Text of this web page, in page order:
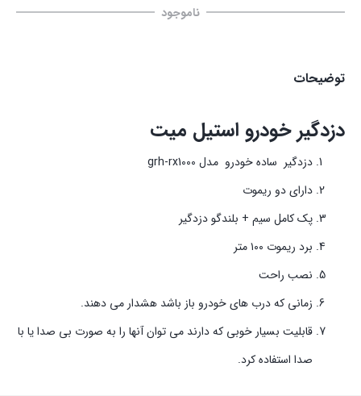
ناموجود
توضیحات
دزدگیر خودرو استیل میت
دزدگیر ساده خودرو مدل grh-rx1000
دارای دو ریموت
پک کامل سیم + بلندگو دزدگیر
برد ریموت ۱۰۰ متر
نصب راحت
زمانی که درب های خودرو باز باشد هشدار می دهند.
قابلیت بسیار خوبی که دارند می توان آنها را به صورت بی صدا یا با
صدا استفاده کرد.